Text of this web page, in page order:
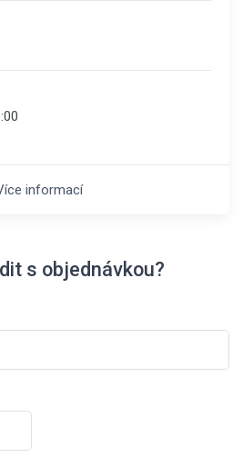
informací
s objednávkou?